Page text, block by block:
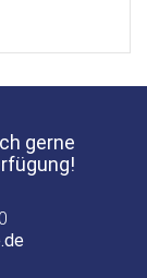
gerne